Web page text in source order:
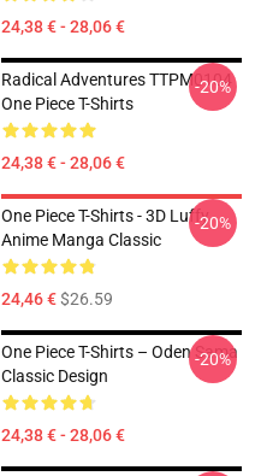
24,38 € - 28,06 €
Radical Adventures TTPM0104
One Piece T-Shirts
24,38 € - 28,06 €
-20%
One Piece T-Shirts - 3D Luffy
Anime Manga Classic
24,46 €$26.59
-20%
One Piece T-Shirts – Oden Sama
Classic Design
24,38 € - 28,06 €
-20%